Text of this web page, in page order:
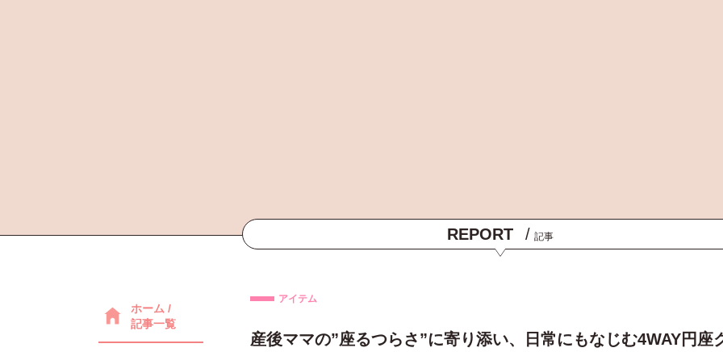
REPORT / 記事
ホーム /
記事一覧
アイテム
産後ママの”座るつらさ”に寄り添い、日常にもなじむ4WAY円座